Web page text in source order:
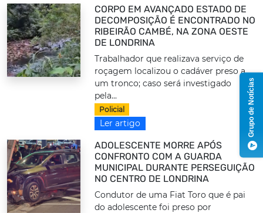
CORPO EM AVANÇADO ESTADO DE
DECOMPOSIÇÃO É ENCONTRADO NO
RIBEIRÃO CAMBÉ, NA ZONA OESTE
DE LONDRINA
Trabalhador que realizava serviço de
roçagem localizou o cadáver preso a
um tronco; caso será investigado
pela...
Policial
Ler artigo
ADOLESCENTE MORRE APÓS
CONFRONTO COM A GUARDA
MUNICIPAL DURANTE PERSEGUIÇÃO
NO CENTRO DE LONDRINA
Condutor de uma Fiat Toro que é pai
do adolescente foi preso por
Grupo de Notícias